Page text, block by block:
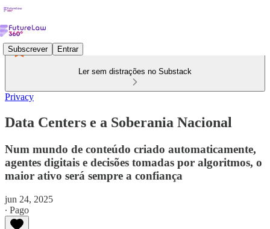
Subscrever Entrar
Ler sem distrações no Substack
Privacy
Data Centers e a Soberania Nacional
Num mundo de conteúdo criado automaticamente,
agentes digitais e decisões tomadas por algoritmos, o
maior ativo será sempre a confiança
jun 24, 2025
∙ Pago